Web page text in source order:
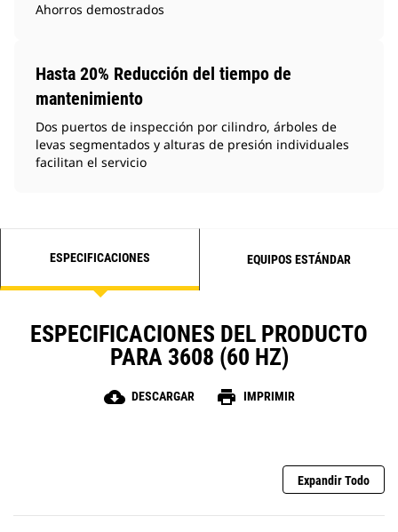
Ahorros demostrados
Hasta 20% Reducción del tiempo de
mantenimiento
Dos puertos de inspección por cilindro, árboles de
levas segmentados y alturas de presión individuales
facilitan el servicio
ESPECIFICACIONES EQUIPOS ESTÁNDAR
ESPECIFICACIONES DEL PRODUCTO
PARA 3608 (60 HZ)
cloud_download DESCARGAR print IMPRIMIR
Expandir Todo